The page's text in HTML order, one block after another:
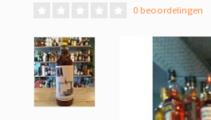
0 beoordelingen